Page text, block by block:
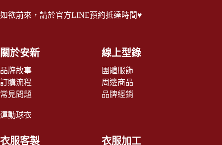
如欲前來，請於官方LINE預約抵達時間♥
關於安新 線上型錄
品牌故事
訂購流程
常見問題
運動球衣
團體服飾
周邊商品
品牌經銷
衣服客製 衣服加工